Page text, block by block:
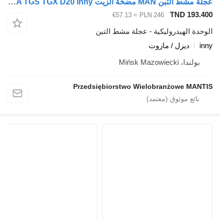
TND
PLN 246
≈ €57.13
الهيدروليكية - عجلة مشط التبن
ديزل / مازوت
بولندا، Mińsk Mazowiecki
Przedsiębiorstwo Wielobranżowe